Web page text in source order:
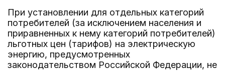
При установлении для отдельных категорий
потребителей (за исключением населения и
приравненных к нему категорий потребителей)
льготных цен (тарифов) на электрическую
энергию, предусмотренных
законодательством Российской Федерации, не